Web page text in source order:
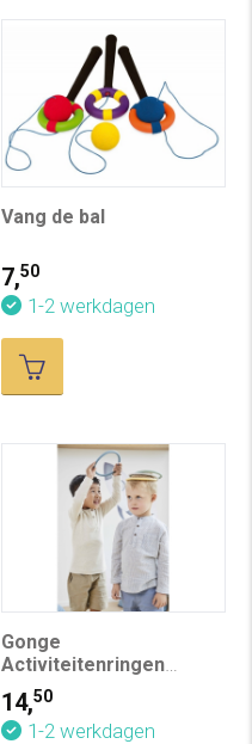
Vang de bal
7,50
1-2 werkdagen
Gonge
Activiteitenringen
Nordic, pastel
14,50
1-2 werkdagen